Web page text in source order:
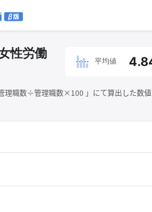
性労働
平均値
理職数÷管理職数×100 」にて算出した数